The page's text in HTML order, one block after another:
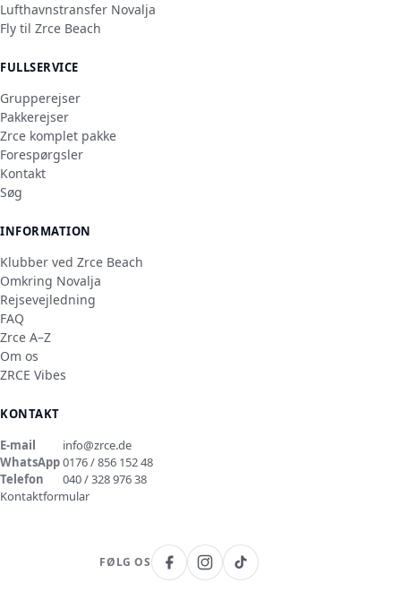
Lufthavnstransfer Novalja
Fly til Zrce Beach
FULLSERVICE
Grupperejser
Pakkerejser
Zrce komplet pakke
Forespørgsler
Kontakt
Søg
INFORMATION
Klubber ved Zrce Beach
Omkring Novalja
Rejsevejledning
FAQ
Zrce A–Z
Om os
ZRCE Vibes
KONTAKT
E-mail
info@zrce.de
WhatsApp0176 / 856 152 48
Telefon
040 / 328 976 38
Kontaktformular
FØLG OS